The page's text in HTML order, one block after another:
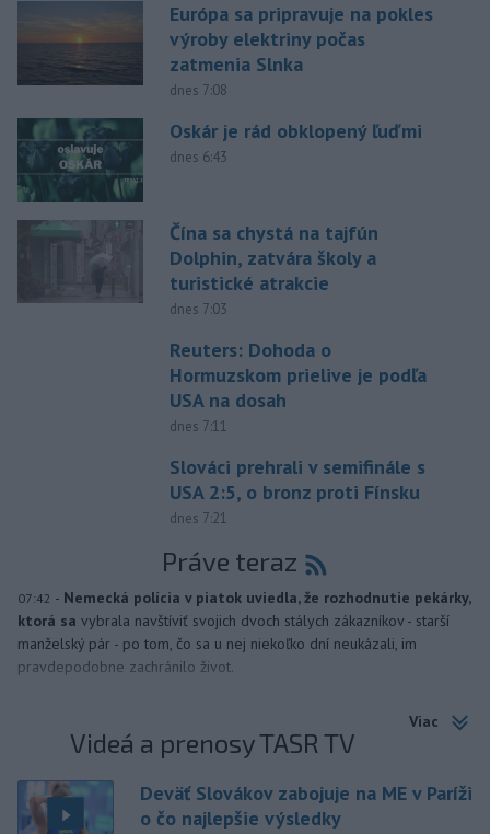
Európa sa pripravuje na pokles
výroby elektriny počas
zatmenia Slnka
dnes 7:08
Oskár je rád obklopený ľuďmi
dnes 6:43
Čína sa chystá na tajfún
Dolphin, zatvára školy a
turistické atrakcie
dnes 7:03
Reuters: Dohoda o
Hormuzskom prielive je podľa
USA na dosah
dnes 7:11
Slováci prehrali v semifinále s
USA 2:5, o bronz proti Fínsku
dnes 7:21
Práve teraz
07:42 - Nemecká polícia v piatok uviedla, že rozhodnutie pekárky,
ktorá sa vybrala navštíviť svojich dvoch stálych zákazníkov - starší
manželský pár - po tom, čo sa u nej niekoľko dní neukázali, im
pravdepodobne zachránilo život.
Viac
Videá a prenosy TASR TV
Deväť Slovákov zabojuje na ME v Paríži
o čo najlepšie výsledky